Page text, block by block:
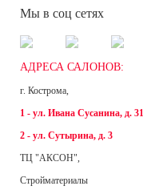
Мы в соц сетях
АДРЕСА САЛОНОВ:
г. Кострома,
1 - ул. Ивана Сусанина, д. 31
2 - ул. Сутырина, д. 3
ТЦ "АКСОН",
Стройматериалы